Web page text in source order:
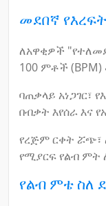
መደበኛ
ለአዋቂዎች
100 ምቶች
ባጠቃላይ አነጋገር፣
በብቃት እየሰራ እና
የረጅም ርቀት ሯጭ፣
የሚያርፍ የልብ ምት
የልብ ምቴ ስለ